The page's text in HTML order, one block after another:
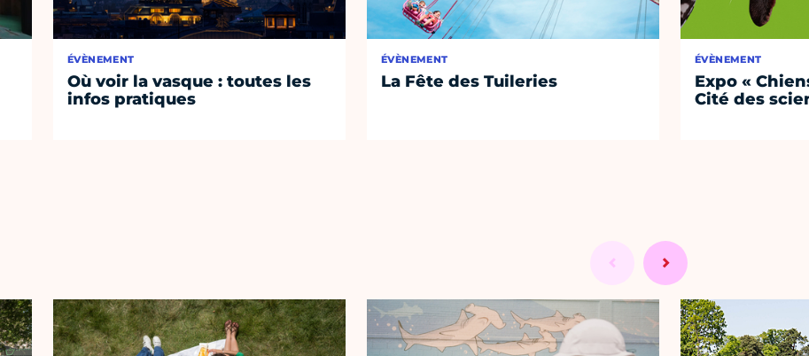
ÉVÈNEMENT
Où voir la vasque : toutes les
infos pratiques
ÉVÈNEMENT
La Fête des Tuileries
ÉVÈNEMENT
Expo «
Cité des